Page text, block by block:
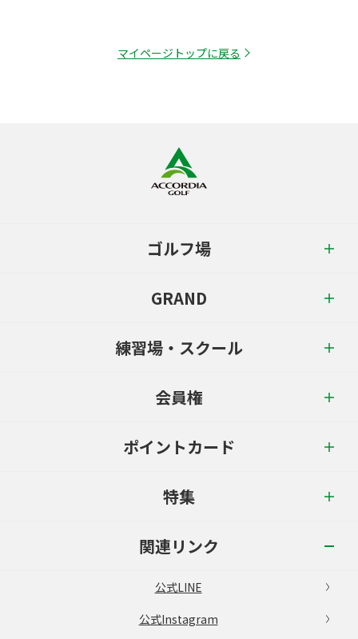
マイページトップに戻る
ゴルフ場
GRAND
練習場・スクール
会員権
ポイントカード
特集
関連リンク
公式LINE
公式Instagram